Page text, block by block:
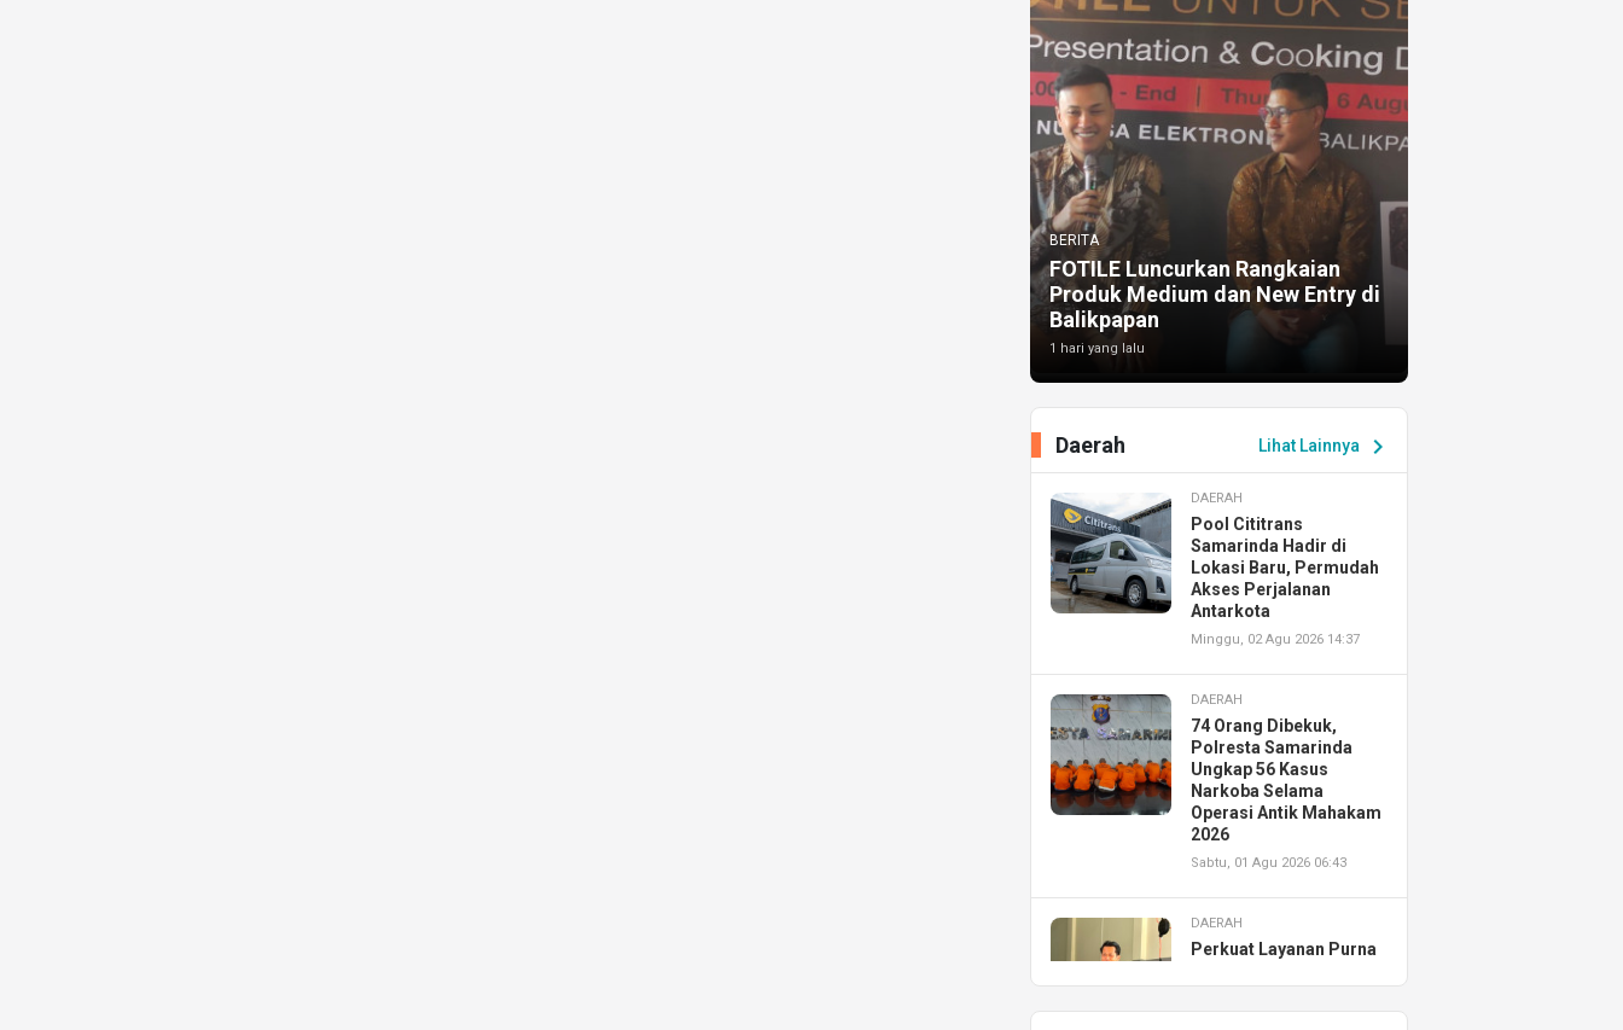
BERITA
FOTILE Luncurkan Rangkaian
Produk Medium dan New Entry di
Balikpapan
1 hari yang lalu
Lihat Lainnya chevron_right
Daerah
DAERAH
Pool Cititrans
Samarinda Hadir di
Lokasi Baru, Permudah
Akses Perjalanan
Antarkota
Minggu, 02 Agu 2026 14:37
DAERAH
74 Orang Dibekuk,
Polresta Samarinda
Ungkap 56 Kasus
Narkoba Selama
Operasi Antik Mahakam
2026
Sabtu, 01 Agu 2026 06:43
DAERAH
Perkuat Layanan Purna
Resmikan AHASS